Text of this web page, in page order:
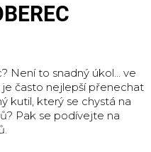
Není to snadný úkol… ve
často nejlepší přenechat
kutil, který se chystá na
Pak se podívejte na